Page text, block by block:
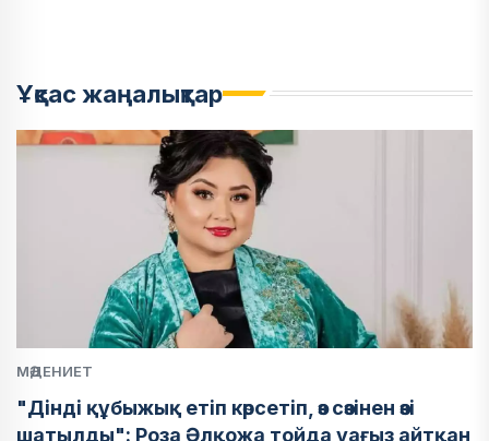
Ұқсас жаңалықтар
МӘДЕНИЕТ
"Дінді құбыжық етіп көрсетіп, өз сөзінен өзі
шатылды": Роза Әлқожа тойда уағыз айтқан